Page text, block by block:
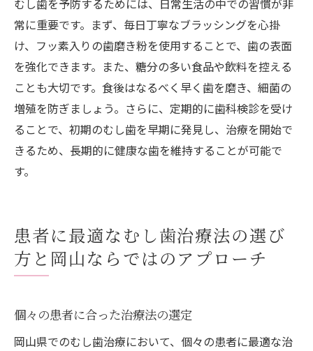
常に重要です。まず、毎日丁寧なブラッシングを心掛
け、フッ素入りの歯磨き粉を使用することで、歯の表面
を強化できます。また、糖分の多い食品や飲料を控える
ことも大切です。食後はなるべく早く歯を磨き、細菌の
増殖を防ぎましょう。さらに、定期的に歯科検診を受け
ることで、初期のむし歯を早期に発見し、治療を開始で
きるため、長期的に健康な歯を維持することが可能で
す。
患者に最適なむし歯治療法の選び
方と岡山ならではのアプローチ
個々の患者に合った治療法の選定
岡山県でのむし歯治療において、個々の患者に最適な治